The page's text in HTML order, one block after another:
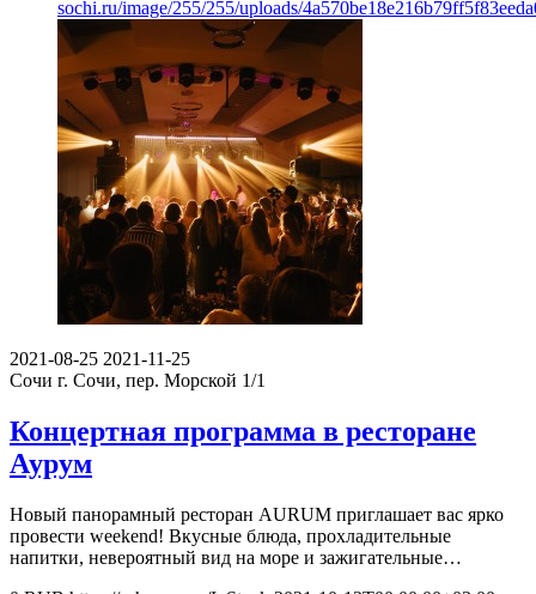
sochi.ru/image/255/255/uploads/
2021-08-25 2021-11-25
Сочи г. Сочи, пер. Морской 1/1
Концертная программа в ресторане
Аурум
Новый панорамный ресторан AURUM приглашает вас ярко
провести weekend! Вкусные блюда, прохладительные
напитки, невероятный вид на море и зажигательные…